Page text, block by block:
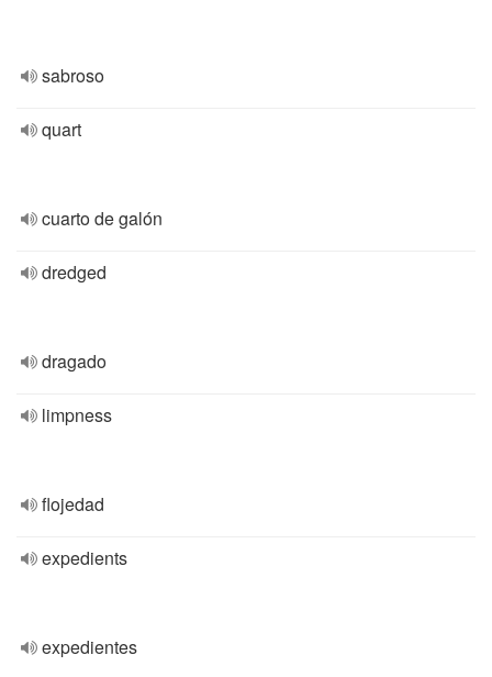
sabroso
quart
cuarto de galón
dredged
dragado
limpness
flojedad
expedients
expedientes